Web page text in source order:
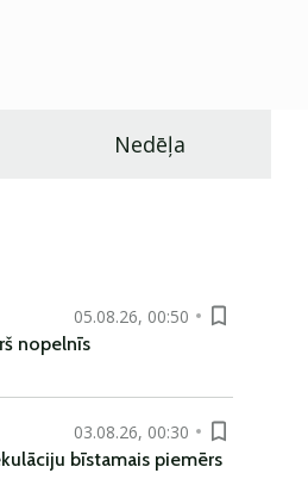
Nedēļa
05.08.26, 00:50
nopelnīs
03.08.26, 00:30
bīstamais piemērs